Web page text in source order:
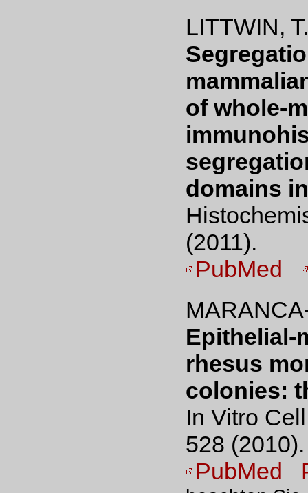
LITTWIN,
of whole-
domains
(2011).
PubMed
Epithelial-
rhesus
colonies:
In Vitro
528 (2010).
PubMed